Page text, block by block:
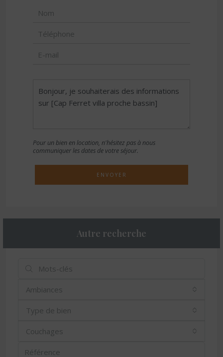
Pour un bien en location, n'hésitez pas à nous
communiquer les dates de votre séjour.
ENVOYER
Autre recherche
Ambiances
Type de bien
Couchages